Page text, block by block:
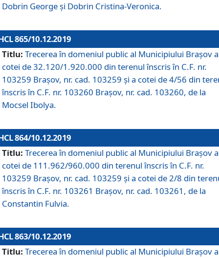
Dobrin George și Dobrin Cristina-Veronica.
865/10.12.2019
Titlu: Trecerea în domeniul public al Municipiului Braşov a
cotei de 32.120/1.920.000 din terenul înscris în C.F. nr.
103259 Brașov, nr. cad. 103259 și a cotei de 4/56 din
înscris în C.F. nr. 103260 Brașov, nr. cad. 103260, de la
Mocsel Ibolya.
864/10.12.2019
Titlu: Trecerea în domeniul public al Municipiului Braşov a
cotei de 111.962/960.000 din terenul înscris în C.F. nr.
103259 Brașov, nr. cad. 103259 și a cotei de 2/8 din
înscris în C.F. nr. 103261 Brașov, nr. cad. 103261, de la
Constantin Fulvia.
863/10.12.2019
Titlu: Trecerea în domeniul public al Municipiului Braşov a